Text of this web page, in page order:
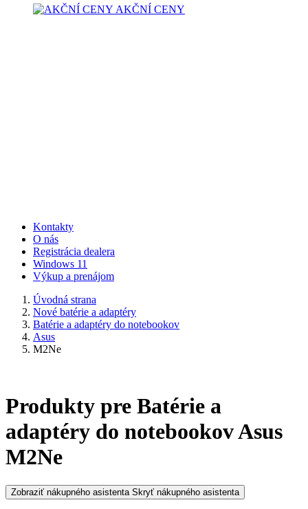
AKČNÍ CENY
Kontakty
O nás
Registrácia dealera
Windows 11
Výkup a prenájom
Úvodná strana
Nové batérie a adaptéry
Batérie a adaptéry do notebookov
Asus
M2Ne
Produkty pre Batérie a
adaptéry do notebookov Asus
M2Ne
Zobraziť nákupného asistenta Skryť nákupného asistenta